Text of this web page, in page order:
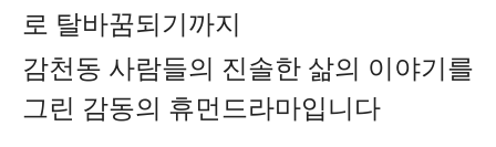
로 탈바꿈되기까지
감천동 사람들의 진솔한 삶의 이야기를
그린 감동의 휴먼드라마입니다